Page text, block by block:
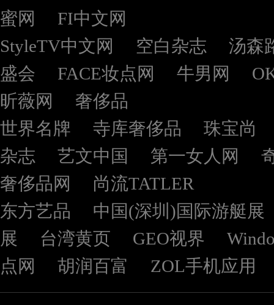
蜜网
FI中文网
StyleTV中文网
空白杂志
汤森
盛会
FACE妆点网 牛男网
昕薇网
奢侈品
世界名牌
寺库奢侈品
珠宝尚
杂志
艺文中国 第一女人网
奢侈品网
尚流TATLER
东方艺品
中国(深圳)国际游艇展
展
台湾黄页 GEO视界
点网
胡润百富 ZOL手机应用